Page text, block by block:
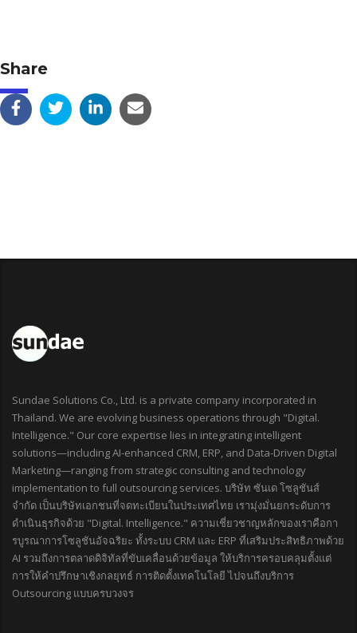
Share
Sundae Solutions Co., Ltd. is a private company incorporated in
Thailand. We are evolving business operations through "Digital.
Intelligence." Our core expertise lies in integrating intelligent
solutions—including AI-enhanced CRM, ERP, and Data-Driven Digital
Marketing—ranging from strategic consulting and technology
implementation to full outsourcing services. บริษัท ซันเด โซลูชันส์
จำกัด เป็นบริษัทเอกชนที่จดทะเบียนในประเทศไทย เรามุ่งมั่นยกระดับการ
ดำเนินธุรกิจด้วย "Digital. Intelligence." ความเชี่ยวชาญหลักของเราคือกา
รบูรณาการโซลูชันอัจฉริยะ ทั้งระบบ CRM และ ERP ที่เสริมประสิทธิภาพด้วย
AI รวมถึงการตลาดดิจิทัลที่ขับเคลื่อนด้วยข้อมูล ให้บริการครอบคลุมตั้งแต่
การให้คำปรึกษาเชิงกลยุทธ์ การติดตั้งเทคโนโลยี ไปจนถึงบริการ
Outsourcing แบบครบวงจร